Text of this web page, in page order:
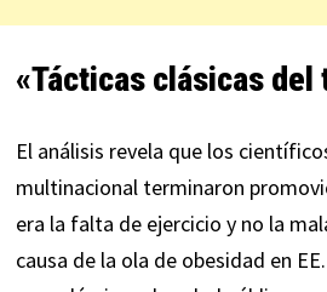
«Tácticas clásicas del
El análisis revela que los
multinacional terminaron
era la falta de ejercicio y no la
causa de la ola de obesidad en